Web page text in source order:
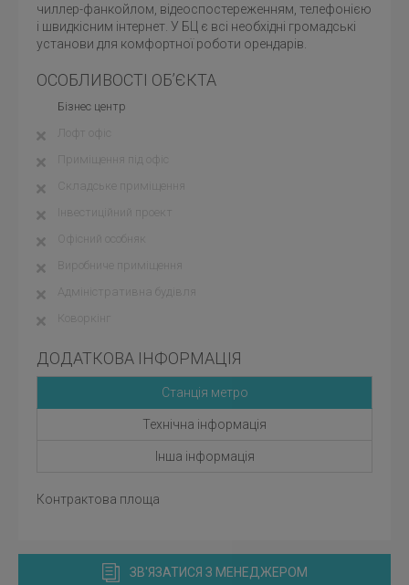
чиллер-фанкойлом, відеоспостереженням, телефонією
і швидкісним інтернет. У БЦ є всі необхідні громадські
установи для комфортної роботи орендарів.
ОСОБЛИВОСТІ ОБ’ЄКТА
Бізнес центр
Лофт офіс
Приміщення під офіс
Складське приміщення
Інвестиційний проект
Офісний особняк
Виробниче приміщення
Адміністративна будівля
Коворкінг
ДОДАТКОВА ІНФОРМАЦІЯ
Станція метро
Технічна інформація
Інша інформація
Контрактова площа
ЗВ'ЯЗАТИСЯ З МЕНЕДЖЕРОМ